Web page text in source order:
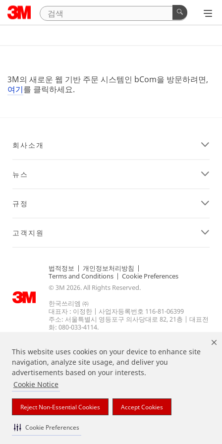
This website uses cookies on your device to enhance site
navigation, analyze site usage, and deliver you
advertisements based on your interests.
Cookie Notice
Reject Non-Essential Cookies Accept Cookies
Cookie Preferences
3M의 새로운 웹 기반 주문 시스템인 bCom을 방문하려면,
여기를 클릭하세요.
회사소개
뉴스
규정
고객지원
법적정보 | 개인정보처리방침 |
Terms and Conditions | Cookie Preferences
© 3M 2026. All Rights Reserved.
한국쓰리엠 ㈜
대표자 : 이정한 | 사업자등록번호 116-81-06399
주소: 서울특별시 영등포구 의사당대로 82, 21층 | 대표전
화: 080-033-4114.
상기 열거된 브랜드는 3M의 상표입니다.